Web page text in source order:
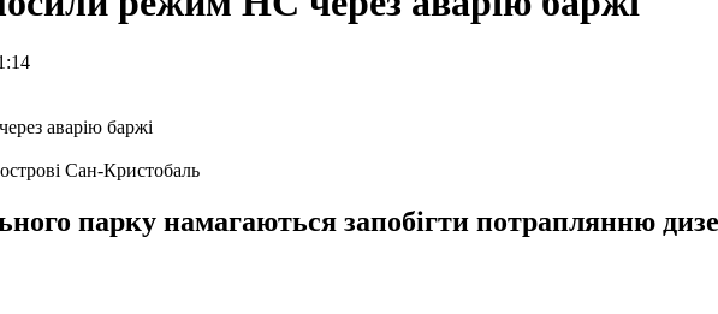
Сан-Кристобаль
парку намагаються запобігти потраплянню